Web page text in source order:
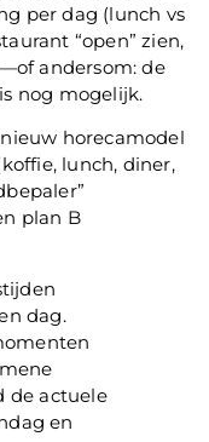
per dag (lunch vs
“open” zien,
andersom: de
nog mogelijk.
horecamodel
lunch, diner,
plan B
dag.
de actuele
en